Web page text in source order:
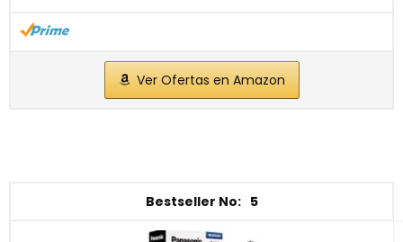
Ver Ofertas en Amazon
5